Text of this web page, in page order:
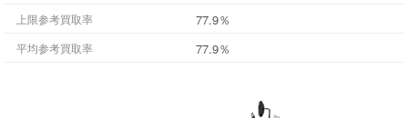
上限参考買取率 77.9％
平均参考買取率 77.9％